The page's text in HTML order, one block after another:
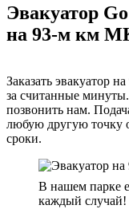
Эвакуатор
на 93-м км
Заказать эвакуатор
за считанные
позвонить нам.
любую другую точку
сроки.
В нашем парке
каждый случай!